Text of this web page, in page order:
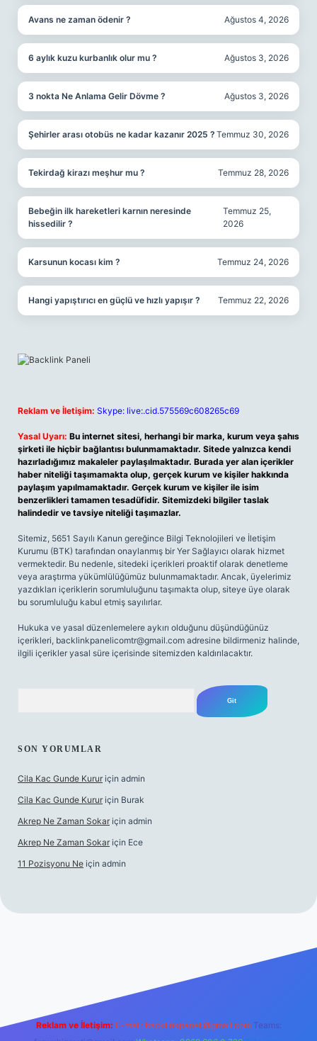
Avans ne zaman ödenir ? Ağustos 4, 2026
6 aylık kuzu kurbanlık olur mu ? Ağustos 3, 2026
3 nokta Ne Anlama Gelir Dövme ? Ağustos 3, 2026
Şehirler arası otobüs ne kadar kazanır 2025 ? Temmuz 30, 2026
Tekirdağ kirazı meşhur mu ? Temmuz 28, 2026
Bebeğin ilk hareketleri karnın neresinde
hissedilir ?
Temmuz 25,
2026
Karsunun kocası kim ? Temmuz 24, 2026
Hangi yapıştırıcı en güçlü ve hızlı yapışır ? Temmuz 22, 2026
Reklam ve İletişim: Skype: live:.cid.575569c608265c69
Yasal Uyarı: Bu internet sitesi, herhangi bir marka, kurum veya şahıs
şirketi ile hiçbir bağlantısı bulunmamaktadır. Sitede yalnızca kendi
hazırladığımız makaleler paylaşılmaktadır. Burada yer alan içerikler
haber niteliği taşımamakta olup, gerçek kurum ve kişiler hakkında
paylaşım yapılmamaktadır. Gerçek kurum ve kişiler ile isim
benzerlikleri tamamen tesadüfidir. Sitemizdeki bilgiler taslak
halindedir ve tavsiye niteliği taşımazlar.
Sitemiz, 5651 Sayılı Kanun gereğince Bilgi Teknolojileri ve İletişim
Kurumu (BTK) tarafından onaylanmış bir Yer Sağlayıcı olarak hizmet
vermektedir. Bu nedenle, sitedeki içerikleri proaktif olarak denetleme
veya araştırma yükümlülüğümüz bulunmamaktadır. Ancak, üyelerimiz
yazdıkları içeriklerin sorumluluğunu taşımakta olup, siteye üye olarak
bu sorumluluğu kabul etmiş sayılırlar.
Hukuka ve yasal düzenlemelere aykırı olduğunu düşündüğünüz
içerikleri, backlinkpanelicomtr@gmail.com adresine bildirmeniz halinde,
ilgili içerikler yasal süre içerisinde sitemizden kaldırılacaktır.
SON YORUMLAR
Cila Kac Gunde Kurur için admin
Cila Kac Gunde Kurur için Burak
Akrep Ne Zaman Sokar için admin
Akrep Ne Zaman Sokar için Ece
11 Pozisyonu Ne için admin
Reklam ve İletişim: E-mail: backlinkpaneli@gmail.com Teams: